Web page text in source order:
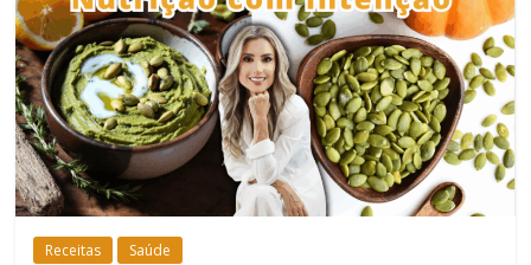
Estar
Receitas Saúde